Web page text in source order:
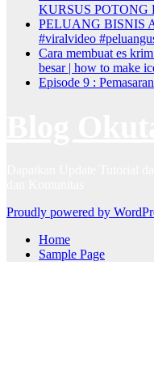
KURSUS POTONG
PELUANG BISNIS
#viralvideo
Cara membuat es
besar | how to make
Episode 9 :
Proudly powered by
Home
Sample Page